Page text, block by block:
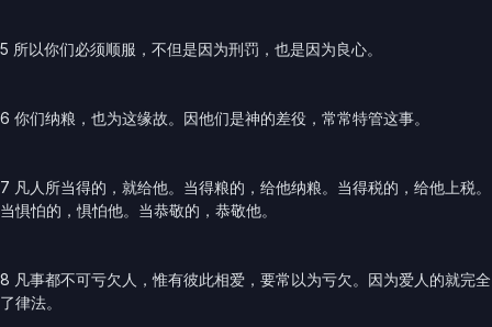
5 所以你们必须顺服，不但是因为刑罚，也是因为良心。
6 你们纳粮，也为这缘故。因他们是神的差役，常常特管这事。
7 凡人所当得的，就给他。当得粮的，给他纳粮。当得税的，给他上税。
当惧怕的，惧怕他。当恭敬的，恭敬他。
8 凡事都不可亏欠人，惟有彼此相爱，要常以为亏欠。因为爱人的就完全
了律法。